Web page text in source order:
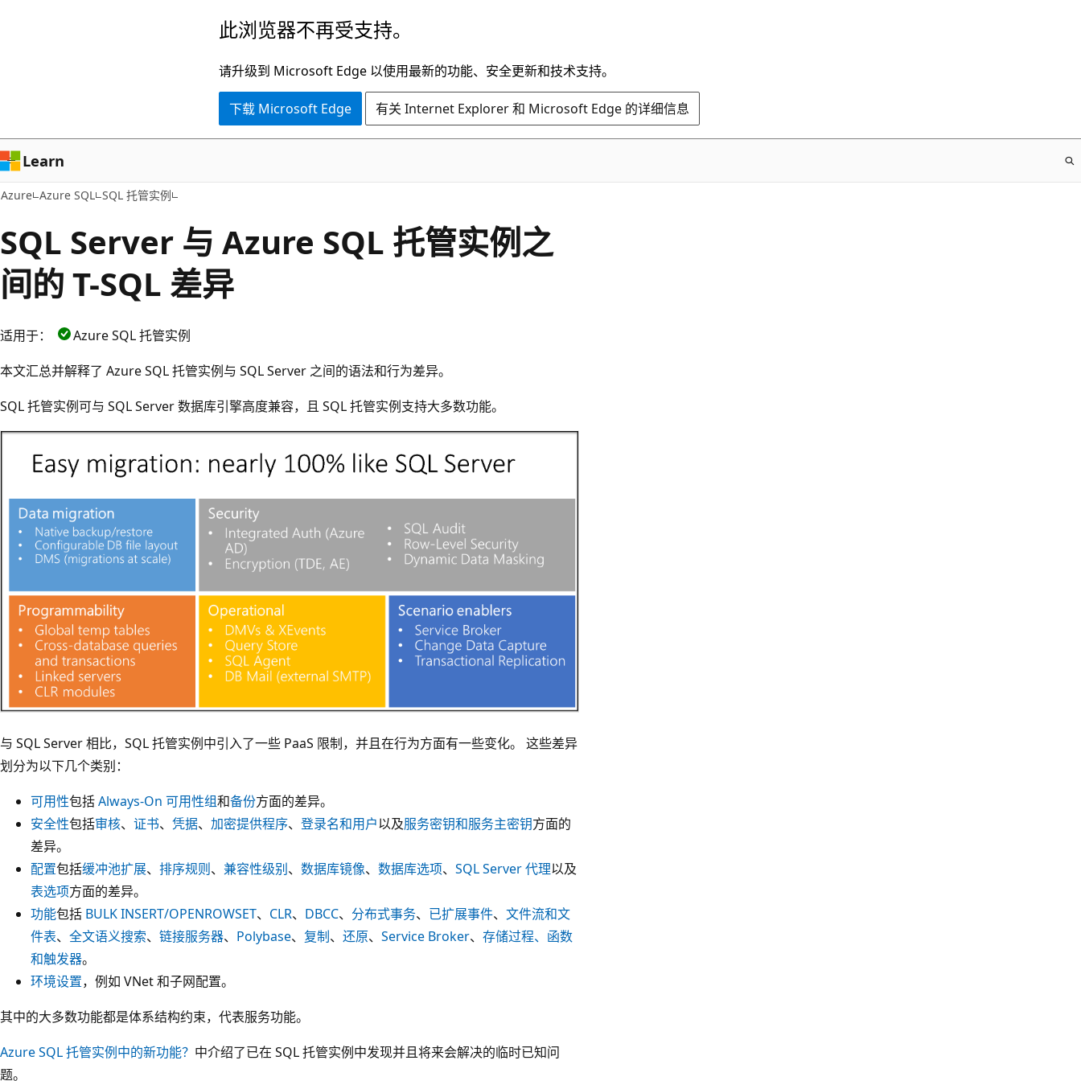
容
此浏览器不再受支持。
请升级到 Microsoft Edge 以使用最新的功能、安全更新和技术支持。
下载 Microsoft Edge 有关 Internet Explorer 和 Microsoft Edge 的详细信息
Learn
Azure Azure SQL SQL 托管实例
SQL Server 与 Azure SQL 托管实例之
间的 T-SQL 差异
适用于：
Azure SQL 托管实例
本文汇总并解释了 Azure SQL 托管实例与 SQL Server 之间的语法和行为差异。
SQL 托管实例可与 SQL Server 数据库引擎高度兼容，且 SQL 托管实例支持大多数功能。
与 SQL Server 相比，SQL 托管实例中引入了一些 PaaS 限制，并且在行为方面有一些变化。 这些差异
划分为以下几个类别：
可用性包括Always-On 可用性组和备份方面的差异。
安全性包括审核、 证书、 凭据、 加密提供程序、 登录名和用户以及服务密钥和服务主密钥方面的
差异。
配置包括缓冲池扩展、 排序规则、 兼容性级别、 数据库镜像、 数据库选项、 SQL Server 代理以及
表选项方面的差异。
功能包括 BULK INSERT/OPENROWSET、 CLR、 DBCC、 分布式事务、 已扩展事件、 文件流和文
件表、 全文语义搜索、 链接服务器、 Polybase、 复制、 还原、 Service Broker、 存储过程、函数
和触发器。
环境设置，例如 VNet 和子网配置。
其中的大多数功能都是体系结构约束，代表服务功能。
Azure SQL 托管实例中的新功能？ 中介绍了已在 SQL 托管实例中发现并且将来会解决的临时已知问
题。